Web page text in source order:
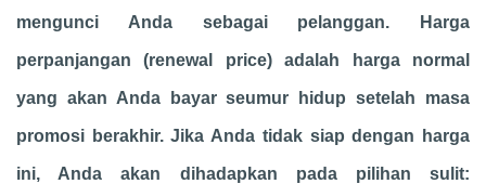
mengunci Anda sebagai pelanggan. Harga
perpanjangan (renewal price) adalah harga normal
yang akan Anda bayar seumur hidup setelah masa
promosi berakhir. Jika Anda tidak siap dengan harga
ini, Anda akan dihadapkan pada pilihan sulit: